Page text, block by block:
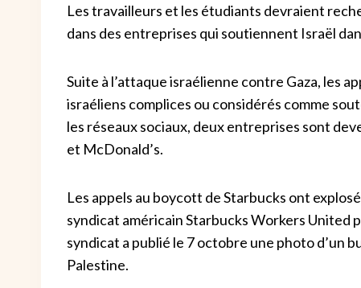
Les travailleurs et les étudiants devraient
dans des entreprises qui soutiennent Israël
Suite à l’attaque israélienne contre Gaza, les
israéliens complices ou considérés comme
les réseaux sociaux, deux entreprises sont
et McDonald’s.
Les appels au boycott de Starbucks ont
syndicat américain Starbucks Workers
syndicat a publié le 7 octobre une photo d’un
Palestine.